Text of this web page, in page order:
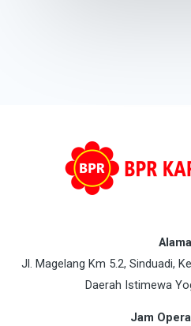
Jl. Magelang Km 5.2, Sinduadi,
Daerah Istimewa
Jam